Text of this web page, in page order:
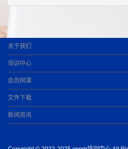
关于我们
培训中心
会员网课
文件下载
新闻资讯